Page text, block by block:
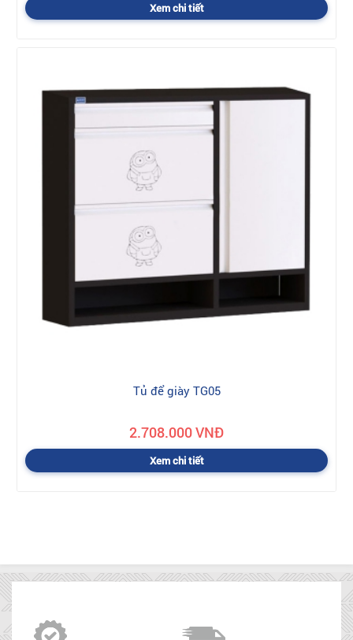
Xem chi tiết
Tủ để giày TG05
2.708.000 VNĐ
Xem chi tiết